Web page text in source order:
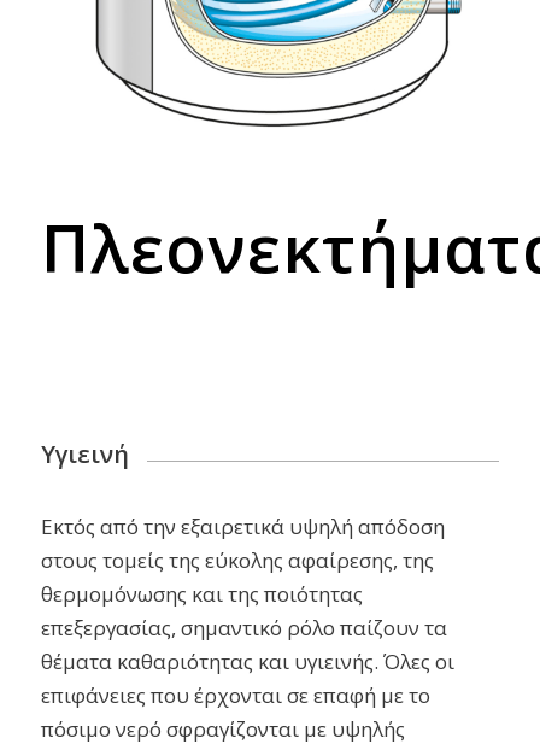
Υγιεινή
Εκτός από την εξαιρετικά υψηλή απόδοση
στους τομείς της εύκολης αφαίρεσης, της
θερμομόνωσης και της ποιότητας
επεξεργασίας, σημαντικό ρόλο παίζουν τα
θέματα καθαριότητας και υγιεινής. Όλες οι
επιφάνειες που έρχονται σε επαφή με το
πόσιμο νερό σφραγίζονται με υψηλής